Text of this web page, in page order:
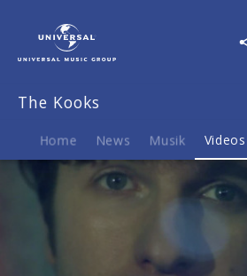
Video
SeeThe Kooks
Home News Musik Videos